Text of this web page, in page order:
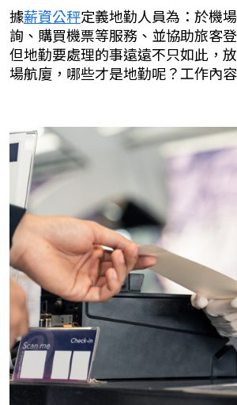
據薪資公秤定義地勤人員為：於機
詢、購買機票等服務、並協助旅客
但地勤要處理的事遠遠不只如此，
場航廈，哪些才是地勤呢？工作內